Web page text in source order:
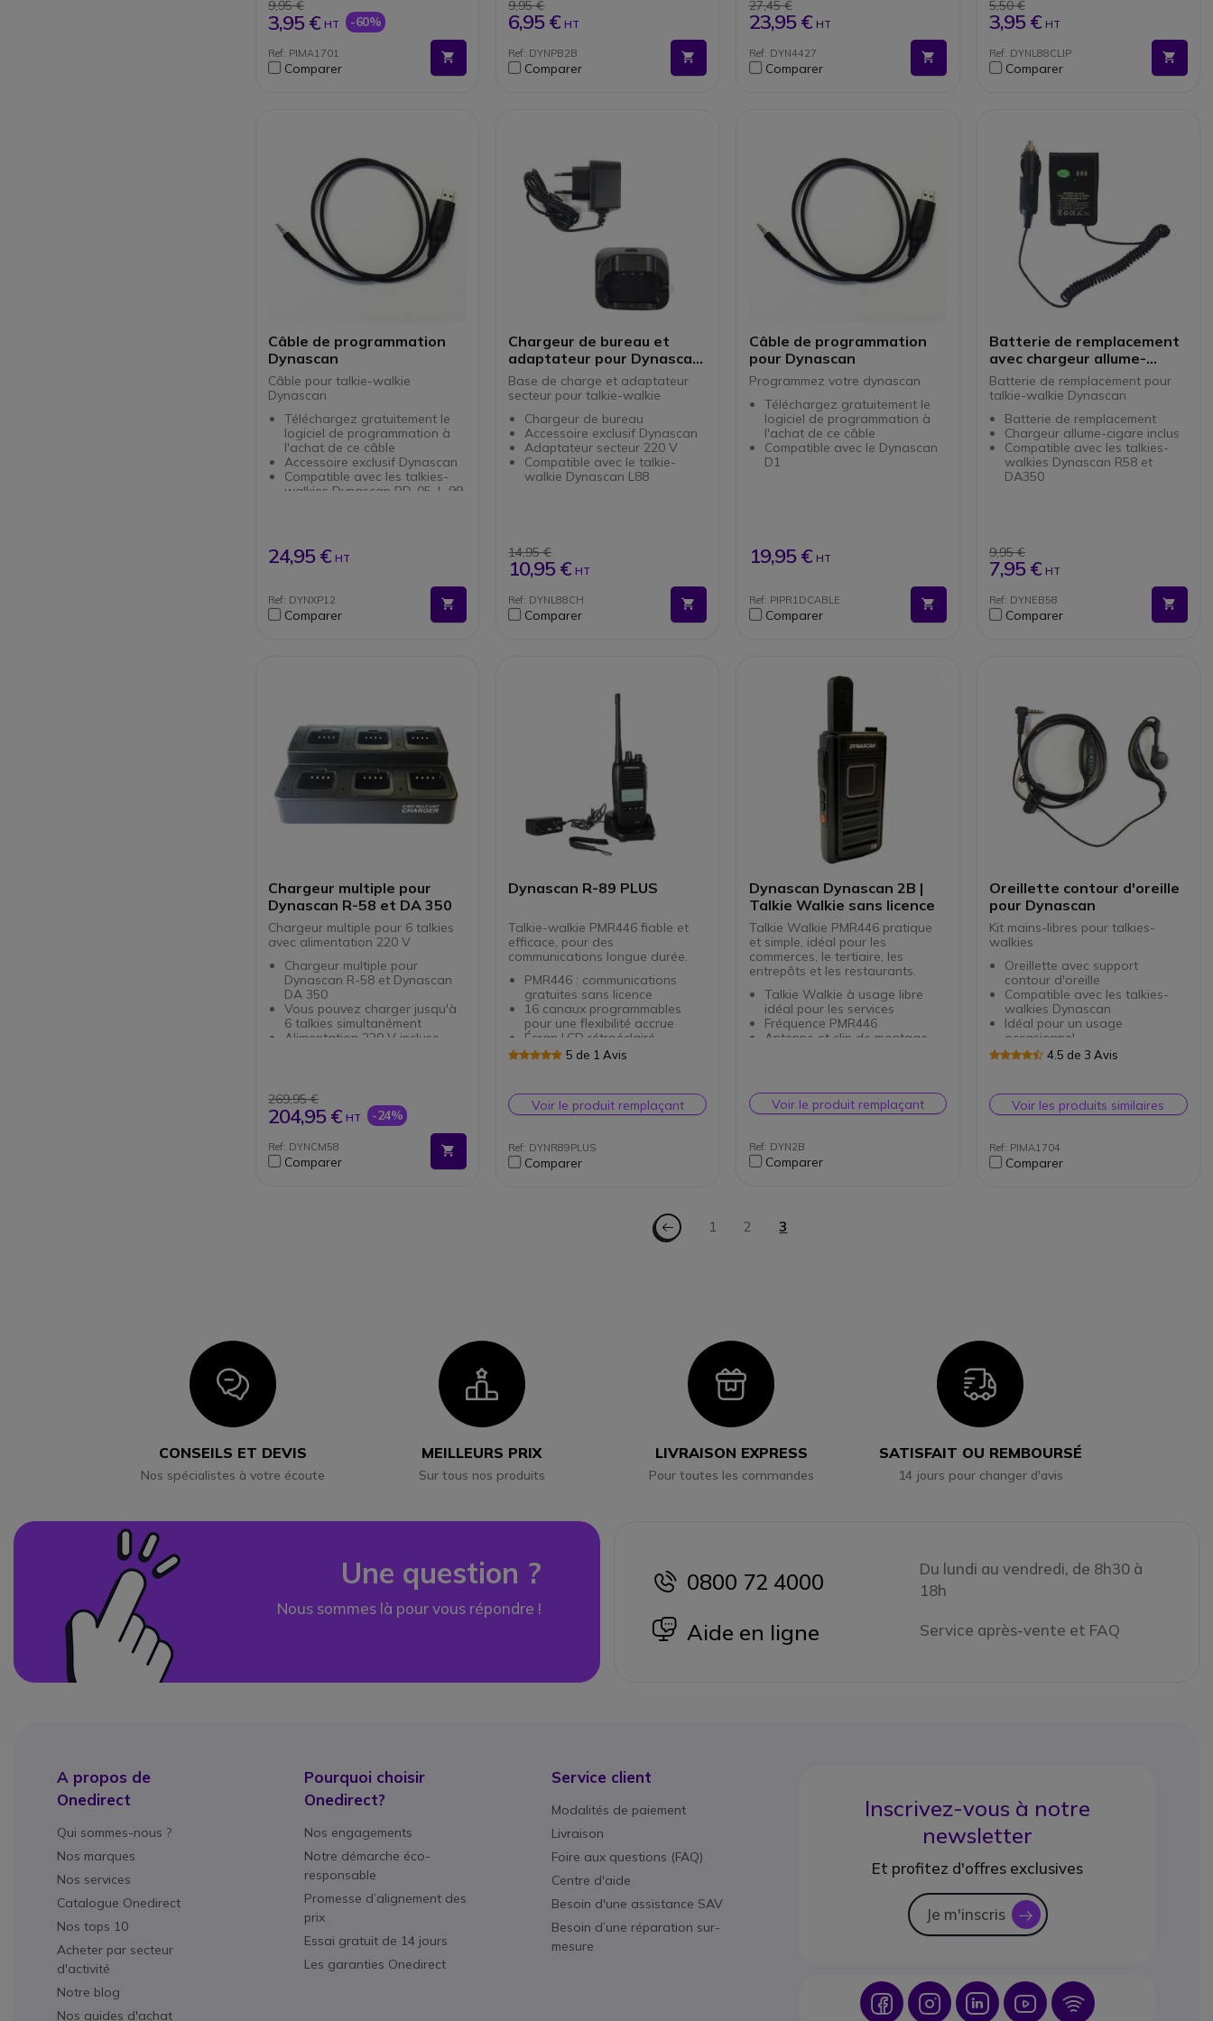
9,95 €
3,95 € HT -60%
Ref: PIMA1701
Comparer
9,95 €
6,95 € HT
Ref: DYNPB2B
Comparer
27,45 €
23,95 € HT
Ref: DYN4427
Comparer
5,50 €
3,95 € HT
Ref: DYNL88CLIP
Comparer
Câble de programmation
Dynascan
Câble pour talkie-walkie
Dynascan
Téléchargez gratuitement le
logiciel de programmation à
l'achat de ce câble
Accessoire exclusif Dynascan
Compatible avec les talkies-
walkies Dynascan RD-05, L-99
24,95 € HT
Ref: DYNXP12
Comparer
Chargeur de bureau et
adaptateur pour Dynascan
L88
Base de charge et adaptateur
secteur pour talkie-walkie
Chargeur de bureau
Accessoire exclusif Dynascan
Adaptateur secteur 220 V
Compatible avec le talkie-
walkie Dynascan L88
14,95 €
10,95 € HT
Ref: DYNL88CH
Comparer
Câble de programmation
pour Dynascan
Programmez votre dynascan
Téléchargez gratuitement le
logiciel de programmation à
l'achat de ce câble
Compatible avec le Dynascan
D1
19,95 € HT
Ref: PIPR1DCABLE
Comparer
Batterie de remplacement
avec chargeur allume-
cigare Dynascan
Batterie de remplacement pour
talkie-walkie Dynascan
Batterie de remplacement
Chargeur allume-cigare inclus
Compatible avec les talkies-
walkies Dynascan R58 et
DA350
9,95 €
7,95 € HT
Ref: DYNEB58
Comparer
Chargeur multiple pour
Dynascan R-58 et DA 350
Chargeur multiple pour 6 talkies
avec alimentation 220 V
Chargeur multiple pour
Dynascan R-58 et Dynascan
DA 350
Vous pouvez charger jusqu'à
6 talkies simultanément
Alimentation 220 V incluse
269,95 €
204,95 € HT -24%
Ref: DYNCM58
Comparer
Dynascan R-89 PLUS
Talkie-walkie PMR446 fiable et
efficace, pour des
communications longue durée.
PMR446 : communications
gratuites sans licence
16 canaux programmables
pour une flexibilité accrue
Écran LCD rétroéclairé
Fonction VOX : communication
Kenwood
Batterie 2600mAh : utilisation
surveillance efficace
Indicateur de batterie faible :
poussière et l'exposition à
5 de 1 Avis
Voir le produit remplaçant
Ref: DYNR89PLUS
Comparer
Dynascan Dynascan 2B |
Talkie Walkie sans licence
Talkie Walkie PMR446 pratique
et simple, idéal pour les
commerces, le tertiaire, les
entrepôts et les restaurants.
Talkie Walkie à usage libre
idéal pour les services
Fréquence PMR446
Antenne et clip de montage
Manuel en espagnol et en
anglais
Voir le produit remplaçant
Ref: DYN2B
Comparer
Oreillette contour d'oreille
pour Dynascan
Kit mains-libres pour talkies-
walkies
Oreillette avec support
contour d'oreille
Compatible avec les talkies-
walkies Dynascan
Idéal pour un usage
occasionnel
Photo non contractuelle
4.5 de 3 Avis
Voir les produits similaires
Ref: PIMA1704
Comparer
Page
Page - Précédent
Page
1 Page
2 Vous lisez actuellement la page
3
Icon
CONSEILS ET DEVIS
Nos spécialistes à votre écoute
Icon
MEILLEURS PRIX
Sur tous nos produits
Icon
LIVRAISON EXPRESS
Pour toutes les commandes
Icon
SATISFAIT OU REMBOURSÉ
14 jours pour changer d'avis
Une question ?
Nous sommes là pour vous répondre !
icon
0800 72 4000
Du lundi au vendredi, de 8h30 à
18h
icon
Aide en ligne Service après-vente et FAQ
A propos de
Onedirect
Qui sommes-nous ?
Nos marques
Nos services
Catalogue Onedirect
Nos tops 10
Acheter par secteur
d'activité
Notre blog
Nos guides d'achat
Pourquoi choisir
Onedirect?
Nos engagements
Notre démarche éco-
responsable
Promesse d’alignement des
prix
Essai gratuit de 14 jours
Les garanties Onedirect
Service client
Modalités de paiement
Livraison
Foire aux questions (FAQ)
Centre d'aide
Besoin d'une assistance SAV
Besoin d’une réparation sur-
mesure
Inscrivez-vous à notre
newsletter
Et profitez d'offres exclusives
Je m'inscris icon
Icon IconIcon Icon Icon